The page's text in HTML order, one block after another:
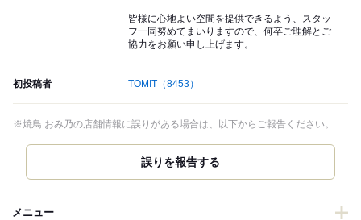
皆様に心地よい空間を提供できるよう、スタッ
フ一同努めてまいりますので、何卒ご理解とご
協力をお願い申し上げます。
初投稿者 TOMIT （8453）
※焼鳥 おみ乃の店舗情報に誤りがある場合は、以下からご報告ください。
誤りを報告する
メニュー